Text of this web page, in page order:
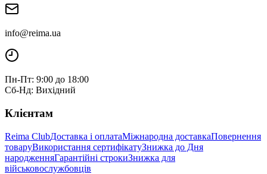
info@reima.ua
Пн-Пт: 9:00 до 18:00
Сб-Нд: Вихідний
Клієнтам
Reima ClubДоставка і оплатаМіжнародна доставкаПовернення
товаруВикористання сертифікатуЗнижка до Дня
народженняГарантійні строкиЗнижка для
військовослужбовців